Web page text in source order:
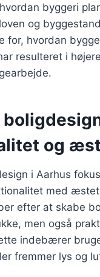
byggeri
og
for, hvordan
resulteret i
og
i Aarhus
med
efter at skabe
men også
indebærer
fremmer lys og